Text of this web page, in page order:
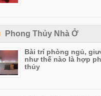
Phong Thủy Nhà Ở
Bài trí phòng ngủ,
như thế nào là hợp
thủy